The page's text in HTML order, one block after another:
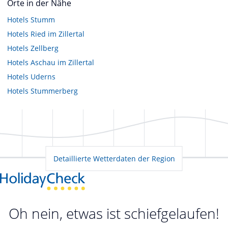
Orte in der Nähe
Hotels Stumm
Hotels Ried im Zillertal
Hotels Zellberg
Hotels Aschau im Zillertal
Hotels Uderns
Hotels Stummerberg
Detaillierte Wetterdaten der Region
Oh nein, etwas ist schiefgelaufen!